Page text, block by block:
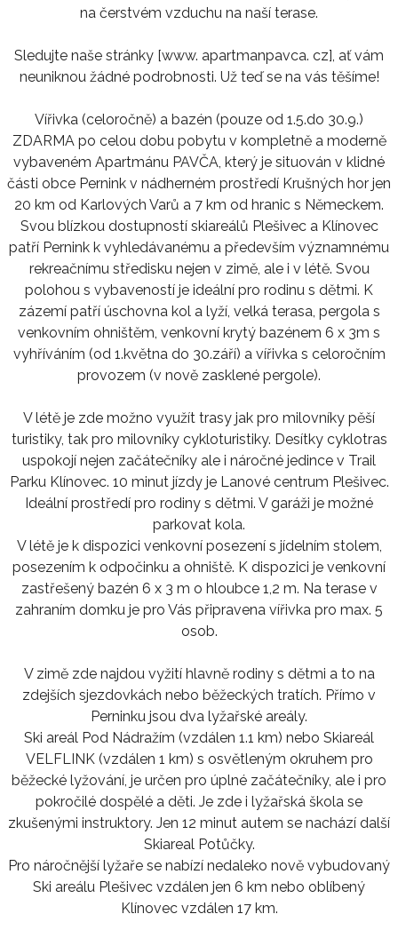
na čerstvém vzduchu na naší terase.
Sledujte naše stránky [www. apartmanpavca. cz], ať vám
neuniknou žádné podrobnosti. Už teď se na vás těšíme!
Vířivka (celoročně) a bazén (pouze od 1.5.do 30.9.)
ZDARMA po celou dobu pobytu v kompletně a moderně
vybaveném Apartmánu PAVČA, který je situován v klidné
části obce Pernink v nádherném prostředí Krušných hor jen
20 km od Karlových Varů a 7 km od hranic s Německem.
Svou blízkou dostupností skiareálů Plešivec a Klínovec
patří Pernink k vyhledávanému a především významnému
rekreačnímu středisku nejen v zimě, ale i v létě. Svou
polohou s vybaveností je ideální pro rodinu s dětmi. K
zázemí patří úschovna kol a lyží, velká terasa, pergola s
venkovním ohništěm, venkovní krytý bazénem 6 x 3m s
vyhříváním (od 1.května do 30.září) a vířivka s celoročním
provozem (v nově zasklené pergole).
V létě je zde možno využít trasy jak pro milovníky pěší
turistiky, tak pro milovníky cykloturistiky. Desítky cyklotras
uspokojí nejen začátečníky ale i náročné jedince v Trail
Parku Klínovec. 10 minut jízdy je Lanové centrum Plešivec.
Ideální prostředí pro rodiny s dětmi. V garáži je možné
parkovat kola.
V létě je k dispozici venkovní posezení s jídelním stolem,
posezením k odpočinku a ohniště. K dispozici je venkovní
zastřešený bazén 6 x 3 m o hloubce 1,2 m. Na terase v
zahraním domku je pro Vás připravena vířivka pro max. 5
osob.
V zimě zde najdou vyžití hlavně rodiny s dětmi a to na
zdejších sjezdovkách nebo běžeckých tratích. Přímo v
Perninku jsou dva lyžařské areály.
Ski areál Pod Nádražím (vzdálen 1.1 km) nebo Skiareál
VELFLINK (vzdálen 1 km) s osvětleným okruhem pro
běžecké lyžování, je určen pro úplné začátečníky, ale i pro
pokročilé dospělé a děti. Je zde i lyžařská škola se
zkušenými instruktory. Jen 12 minut autem se nachází další
Skiareal Potůčky.
Pro náročnější lyžaře se nabízí nedaleko nově vybudovaný
Ski areálu Plešivec vzdálen jen 6 km nebo oblíbený
Klínovec vzdálen 17 km.